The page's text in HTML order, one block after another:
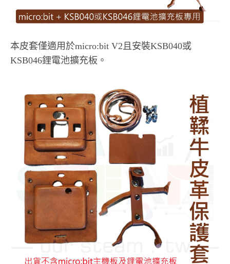
本皮套僅適用於micro:bit V2且安裝KSB040或
KSB046鋰電池擴充板。